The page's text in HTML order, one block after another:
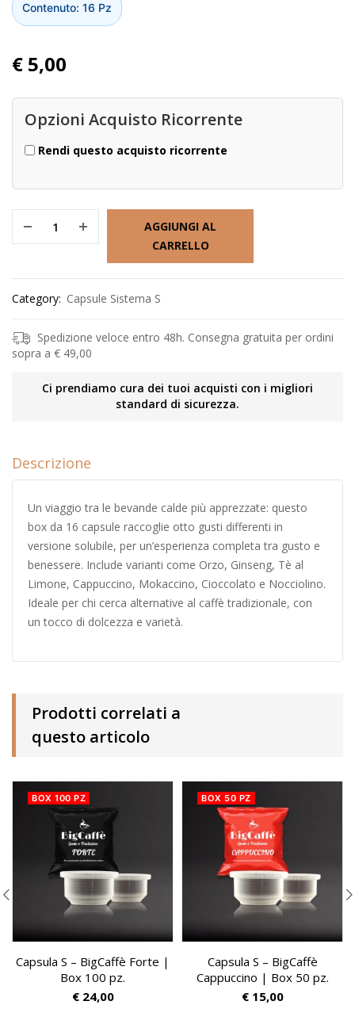
Contenuto: 16 Pz
€ 5,00
Opzioni Acquisto Ricorrente
Rendi questo acquisto ricorrente
AGGIUNGI AL
CARRELLO
Category: Capsule Sistema S
Spedizione veloce entro 48h. Consegna gratuita per ordini
sopra a € 49,00
Ci prendiamo cura dei tuoi acquisti con i migliori
standard di sicurezza.
Descrizione
Un viaggio tra le bevande calde più apprezzate: questo
box da 16 capsule raccoglie otto gusti differenti in
versione solubile, per un’esperienza completa tra gusto e
benessere. Include varianti come Orzo, Ginseng, Tè al
Limone, Cappuccino, Mokaccino, Cioccolato e Nocciolino.
Ideale per chi cerca alternative al caffè tradizionale, con
un tocco di dolcezza e varietà.
Prodotti correlati a
questo articolo
BOX 100 PZ
Capsula S – BigCaffè Forte |
Box 100 pz.
€24,00
BOX 50 PZ
Capsula S – BigCaffè
Cappuccino | Box 50 pz.
€15,00